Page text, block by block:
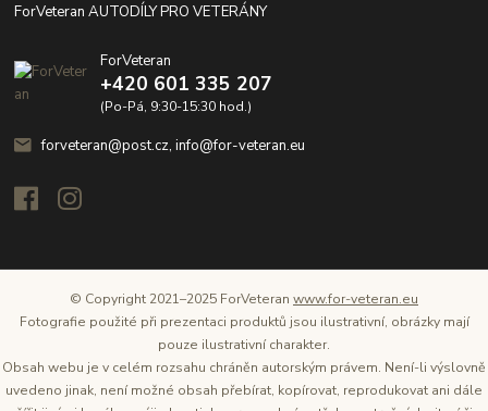
ForVeteran AUTODÍLY PRO VETERÁNY
ForVeteran
+420 601 335 207
(Po-Pá, 9:30-15:30 hod.)
forveteran@post.cz, info@for-veteran.eu
© Copyright 2021–2025 ForVeteran www.for-veteran.eu
Fotografie použité při prezentaci produktů jsou ilustrativní, obrázky mají
pouze ilustrativní charakter.
Obsah webu je v celém rozsahu chráněn autorským právem. Není-li výslovně
uvedeno jinak, není možné obsah přebírat, kopírovat, reprodukovat ani dále